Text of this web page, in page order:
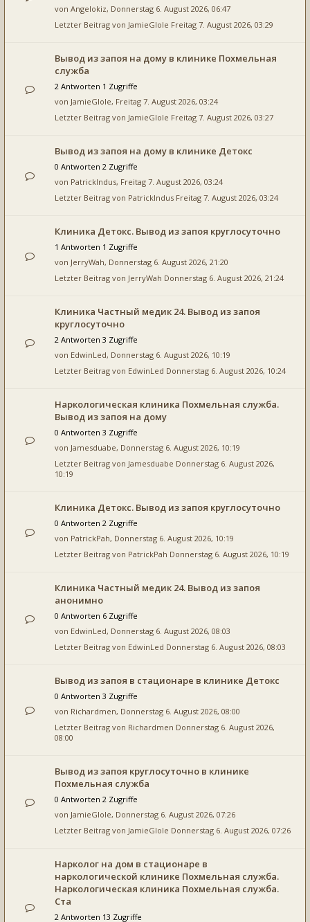
von Angelokiz, Donnerstag 6. August 2026, 06:47
Letzter Beitrag von JamieGlole Freitag 7. August 2026, 03:29
Вывод из запоя на дому в клинике Похмельная
служба
2 Antworten 1 Zugriffe
von JamieGlole, Freitag 7. August 2026, 03:24
Letzter Beitrag von JamieGlole Freitag 7. August 2026, 03:27
Вывод из запоя на дому в клинике Детокс
0 Antworten 2 Zugriffe
von PatrickIndus, Freitag 7. August 2026, 03:24
Letzter Beitrag von PatrickIndus Freitag 7. August 2026, 03:24
Клиника Детокс. Вывод из запоя круглосуточно
1 Antworten 1 Zugriffe
von JerryWah, Donnerstag 6. August 2026, 21:20
Letzter Beitrag von JerryWah Donnerstag 6. August 2026, 21:24
Клиника Частный медик 24. Вывод из запоя
круглосуточно
2 Antworten 3 Zugriffe
von EdwinLed, Donnerstag 6. August 2026, 10:19
Letzter Beitrag von EdwinLed Donnerstag 6. August 2026, 10:24
Наркологическая клиника Похмельная служба.
Вывод из запоя на дому
0 Antworten 3 Zugriffe
von Jamesduabe, Donnerstag 6. August 2026, 10:19
Letzter Beitrag von Jamesduabe Donnerstag 6. August 2026,
10:19
Клиника Детокс. Вывод из запоя круглосуточно
0 Antworten 2 Zugriffe
von PatrickPah, Donnerstag 6. August 2026, 10:19
Letzter Beitrag von PatrickPah Donnerstag 6. August 2026, 10:19
Клиника Частный медик 24. Вывод из запоя
анонимно
0 Antworten 6 Zugriffe
von EdwinLed, Donnerstag 6. August 2026, 08:03
Letzter Beitrag von EdwinLed Donnerstag 6. August 2026, 08:03
Вывод из запоя в стационаре в клинике Детокс
0 Antworten 3 Zugriffe
von Richardmen, Donnerstag 6. August 2026, 08:00
Letzter Beitrag von Richardmen Donnerstag 6. August 2026,
08:00
Вывод из запоя круглосуточно в клинике
Похмельная служба
0 Antworten 2 Zugriffe
von JamieGlole, Donnerstag 6. August 2026, 07:26
Letzter Beitrag von JamieGlole Donnerstag 6. August 2026, 07:26
Нарколог на дом в стационаре в
наркологической клинике Похмельная служба.
Наркологическая клиника Похмельная служба.
Ста
2 Antworten 13 Zugriffe